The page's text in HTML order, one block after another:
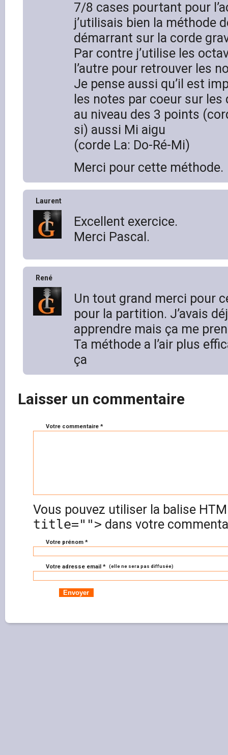
7/8 cases pourtant pour
j’utilisais bien la méthode
démarrant sur la corde
Par contre j’utilise les
l’autre pour retrouver les
Je pense aussi qu’il est
les notes par coeur sur
au niveau des 3 points
si) aussi Mi aigu
(corde La: Do-Ré-Mi)
Merci pour cette méthode.
Laurent
Excellent exercice.
Merci Pascal.
René
Un tout grand merci pour
pour la partition. J’avais
apprendre mais ça me
Ta méthode a l’air plus
ça
Laisser un commentaire
Votre commentaire *
Vous pouvez utiliser la balise
title=""> dans votre
Votre prénom *
Votre adresse email * (elle ne sera pas diffusée)